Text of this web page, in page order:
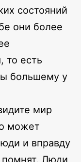
состояний
они более
то есть
большему у
мир
может
и вправду
Люди,